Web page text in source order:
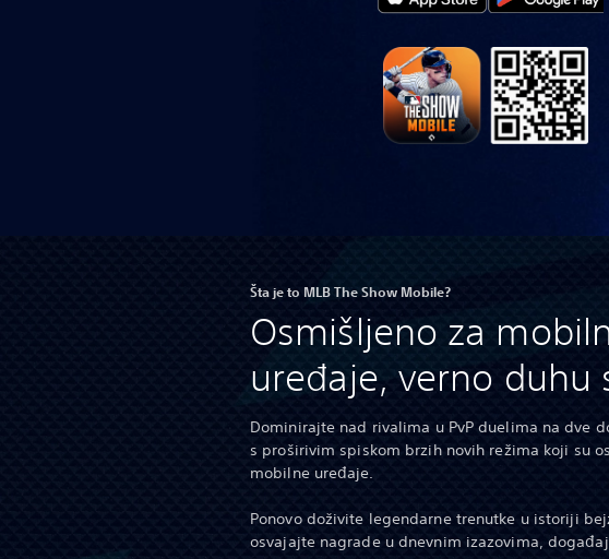
Šta je to MLB The Show Mobile?
Osmišljeno za
uređaje, verno duhu
Dominirajte nad rivalima u PvP duelima na dve
s proširivim spiskom brzih novih režima koji su
mobilne uređaje.
Ponovo doživite legendarne trenutke u istoriji
osvajajte nagrade u dnevnim izazovima,